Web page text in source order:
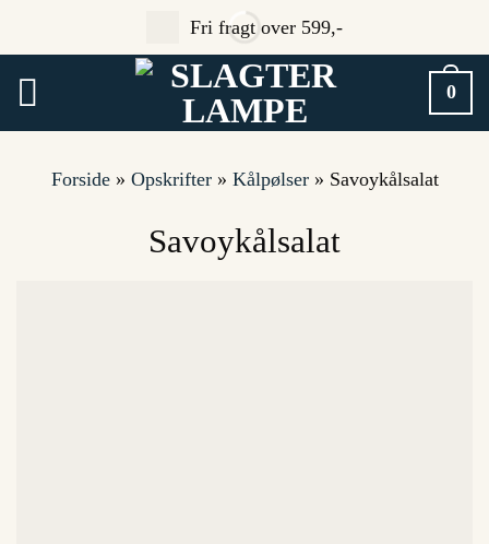
Fri fragt over 599,-
0
Forside» Opskrifter» Kålpølser» Savoykålsalat
Savoykålsalat